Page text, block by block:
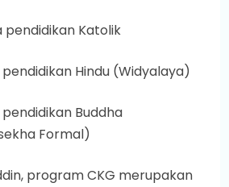
pendidikan Katolik
pendidikan Hindu (Widyalaya)
pendidikan Buddha
Formal)
program CKG merupakan